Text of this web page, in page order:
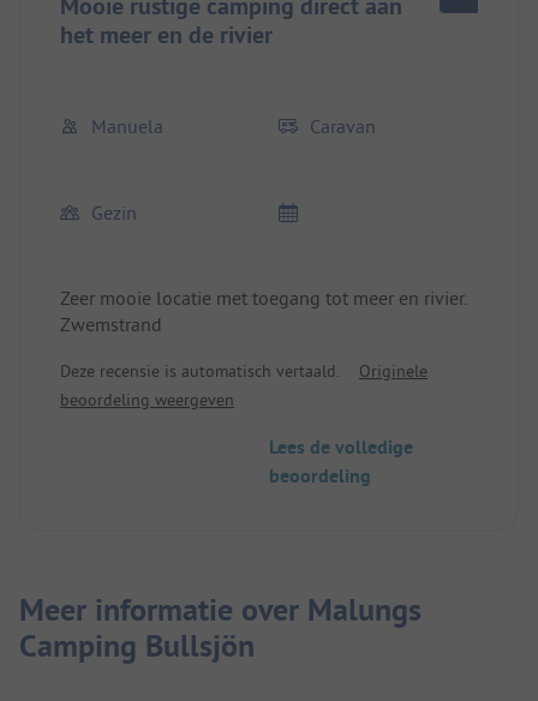
Mooie rustige camping direct aan
het meer en de rivier
Manuela Caravan
Gezin
Zeer mooie locatie met toegang tot meer en rivier.
Zwemstrand
Deze recensie is automatisch vertaald.
Originele
beoordeling weergeven
Lees de volledige
beoordeling
Meer informatie over Malungs
Camping Bullsjön